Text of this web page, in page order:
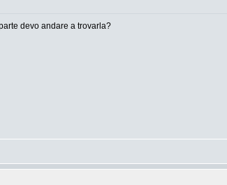
devo andare a trovarla?